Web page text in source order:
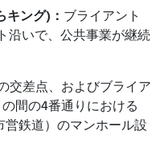
キング)： ブライアント
沿いで、公共事業が継続
交差点、およびブライア
間の4番通りにおける
鉄道）のマンホール設